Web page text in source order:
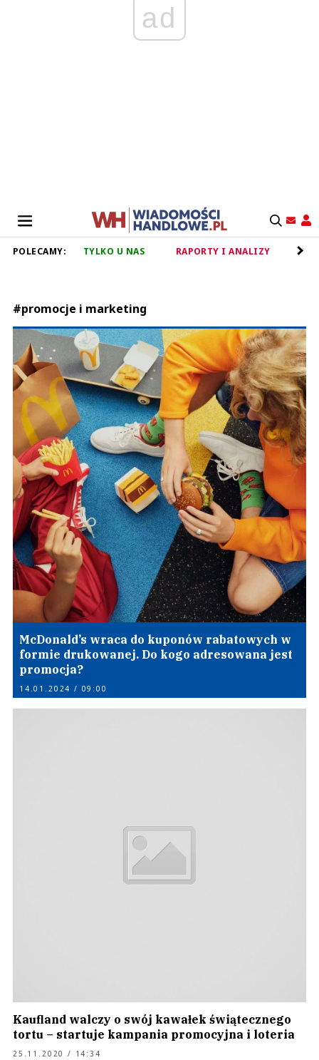
ad
POLECAMY: TYLKO U NAS RAPORTY I ANALIZY
#promocje i marketing
McDonald’s wraca do kuponów rabatowych w
formie drukowanej. Do kogo adresowana jest
promocja?
14.01.2024 / 09:00
Kaufland walczy o swój kawałek świątecznego
tortu – startuje kampania promocyjna i loteria
25.11.2020 / 14:34